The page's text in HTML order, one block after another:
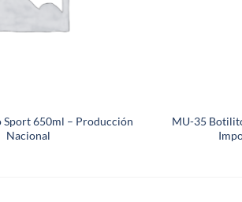
650ml – Producción
Nacional
MU-35